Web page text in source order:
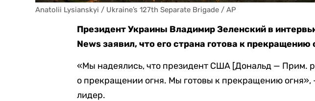
Anatolii Lysianskyi / Ukraine’s 127th Separate Brigade / AP
Президент Украины Владимир Зеленский в
News заявил, что его страна готова к прекращению
«Мы надеялись, что президент США [Дональд — Прим.
о прекращении огня. Мы готовы к прекращению огня»,
лидер.